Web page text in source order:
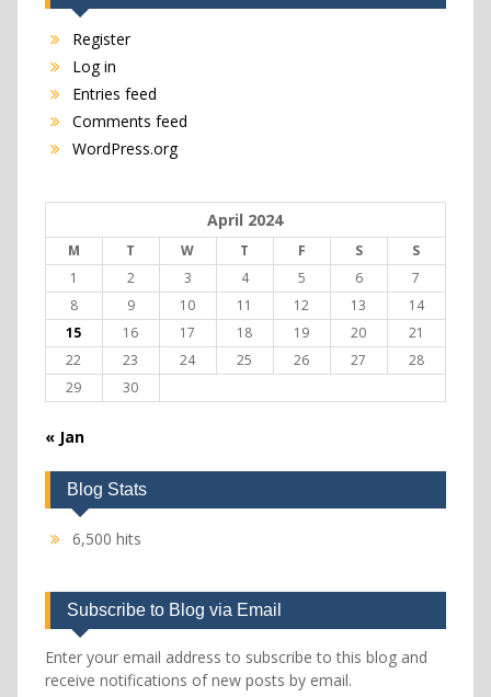
Register
Log in
Entries feed
Comments feed
WordPress.org
April 2024
M T W T F S
S
1
2 3 4 5 6
7
8
9 10 11 12 13
14
15
16 17 18 19 20
21
22
23 24 25 26 27
28
29
30
« Jan
Blog Stats
6,500 hits
Subscribe to Blog via Email
Enter your email address to subscribe to this blog and
receive notifications of new posts by email.